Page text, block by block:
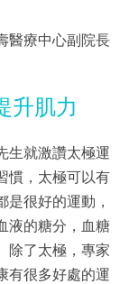
醫療中心副院長
升肌力
生就激讚太極運
慣，太極可以有
是很好的運動，
液的糖分，血糖
除了太極，專家
有很多好處的運